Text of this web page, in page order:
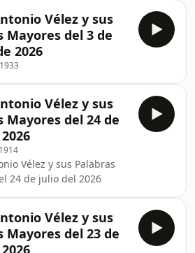
Vélez y sus
Mayores del 3 de
2026
1933
Vélez y sus
Mayores del 24 de
1914
Vélez y sus Palabras
24 de julio del 2026
Vélez y sus
Mayores del 23 de